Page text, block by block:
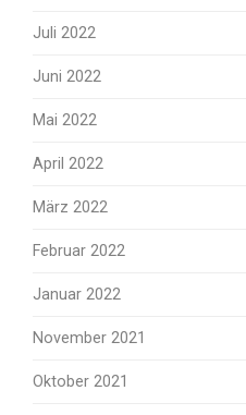
Juli 2022
Juni 2022
Mai 2022
April 2022
März 2022
Februar 2022
Januar 2022
November 2021
Oktober 2021